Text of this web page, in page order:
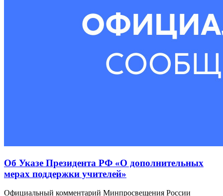
Об Указе Президента РФ «О дополнительных
мерах поддержки учителей»
Официальный комментарий Минпросвещения России